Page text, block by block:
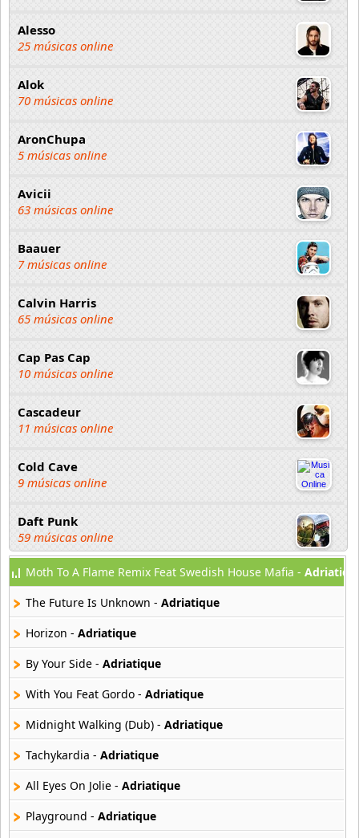
Alesso
25 músicas online
Alok
70 músicas online
AronChupa
5 músicas online
Avicii
63 músicas online
Baauer
7 músicas online
Calvin Harris
65 músicas online
Cap Pas Cap
10 músicas online
Cascadeur
11 músicas online
Cold Cave
9 músicas online
Daft Punk
59 músicas online
David Guetta
162 músicas online
Deep Forest
69 músicas online
104 músicas online
DJ Snake
13 músicas online
DVBBS
18 músicas online
Moth To A Flame Remix Feat Swedish House Mafia -
The Future Is Unknown - Adriatique
Horizon - Adriatique
By Your Side - Adriatique
With You Feat Gordo - Adriatique
Midnight Walking (Dub) - Adriatique
Tachykardia - Adriatique
All Eyes On Jolie - Adriatique
Playground - Adriatique